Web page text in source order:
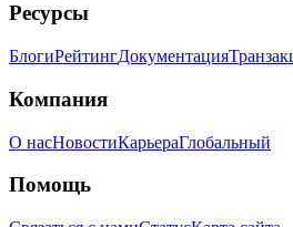
Ресурсы
БлогиРейтингДокументация
Компания
О насНовостиКарьераГлобальный
Помощь